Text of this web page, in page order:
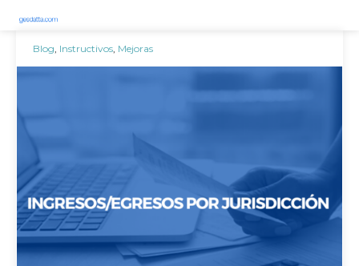
Blog, Instructivos, Mejoras